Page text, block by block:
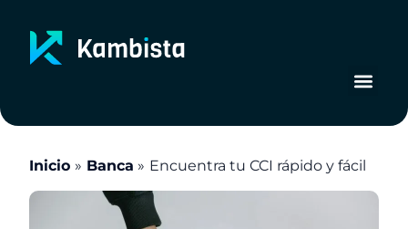
contenido
Inicio Banca Encuentra tu CCI rápido y fácil